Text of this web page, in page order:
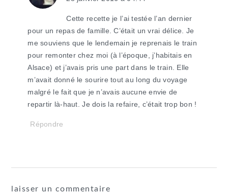
Cette recette je l’ai testée l’an dernier
pour un repas de famille. C’était un vrai délice. Je
me souviens que le lendemain je reprenais le train
pour remonter chez moi (à l’époque, j’habitais en
Alsace) et j’avais pris une part dans le train. Elle
m’avait donné le sourire tout au long du voyage
malgré le fait que je n’avais aucune envie de
repartir là-haut. Je dois la refaire, c’était trop bon !
Répondre
laisser un commentaire